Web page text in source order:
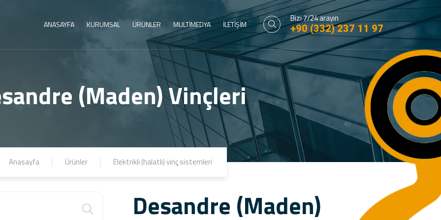
ANASAYFA KURUMSAL ÜRÜNLER MULTİMEDYA İLETİŞİM
Bizi 7/24 arayın
+90 (332) 237 11 97
(Maden) Vinçleri
Anasayfa Ürünler Elektrikli (halatlı) vinç sistemleri
Desandre (Maden)